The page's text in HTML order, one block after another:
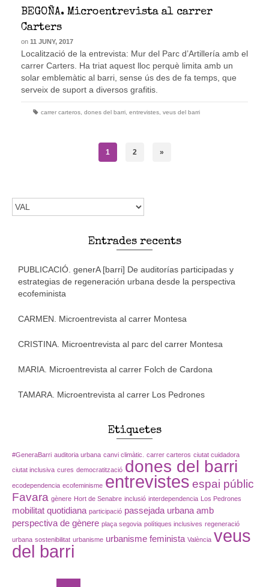
BEGOÑA. Microentrevista al carrer
Carters
on 11 JUNY, 2017
Localització de la entrevista: Mur del Parc d’Artillería amb el
carrer Carters. Ha triat aquest lloc perquè limita amb un
solar emblemàtic al barri, sense ús des de fa temps, que
serveix de suport a diversos grafitis.
carrer carteros dones del barri entrevistes veus del barri
1 2 »
Trieu
l'idioma
Entrades recents
PUBLICACIÓ. generA [barri] De auditorías participadas y
estrategias de regeneración urbana desde la perspectiva
ecofeminista
CARMEN. Microentrevista al carrer Montesa
CRISTINA. Microentrevista al parc del carrer Montesa
MARIA. Microentrevista al carrer Folch de Cardona
TAMARA. Microentrevista al carrer Los Pedrones
Etiquetes
#GeneraBarri auditoria urbana canvi climàtic. carrer carteros ciutat cuidadora
ciutat inclusiva cures democratització dones del barri
ecodependencia ecofeminisme entrevistes espai públic
Favara gènere Hort de Senabre inclusió interdependencia Los Pedrones
mobilitat quotidiana participació passejada urbana amb
perspectiva de gènere plaça segovia polítiques inclusives regeneració
urbana sostenibilitat urbanisme urbanisme feminista València veus
del barri